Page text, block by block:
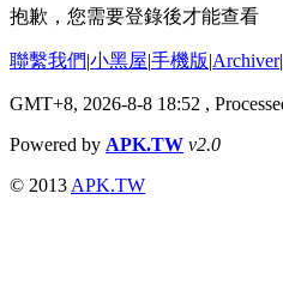
抱歉，您需要登錄後才能查看
聯繫我們|小黑屋|手機版|Archiver|
GMT+8, 2026-8-8 18:52 ,
Powered by APK.TW v2.0
© 2013 APK.TW